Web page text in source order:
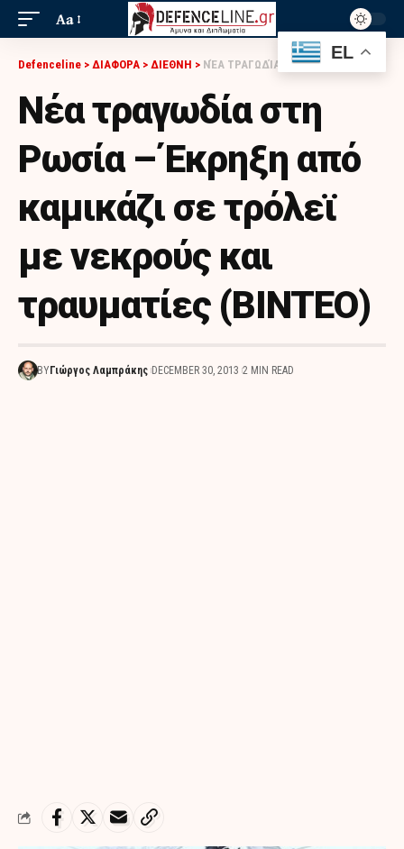
Aa
Defenceline > ΔΙΑΦΟΡΑ > ΔΙΕΘΝΗ > ΝΈΑ ΤΡΑΓΩΔΊΑ ΣΤΗ ΡΩΣΊΑ – ΈΚΡΗΞΗ ΑΠΌ ΚΑΜΙΚΆΖΙ ΣΕ ΤΡΌΛΕΪ ΜΕ ΝΕΚΡΟΎΣ ΚΑΙ ΤΡΑΥΜΑΤΊΕΣ (BINTEO)
Νέα τραγωδία στη
Ρωσία – Έκρηξη από
καμικάζι σε τρόλεϊ
με νεκρούς και
τραυματίες (BINTEO)
BY Γιώργος Λαμπράκης DECEMBER 30, 2013 2 MIN READ
EL